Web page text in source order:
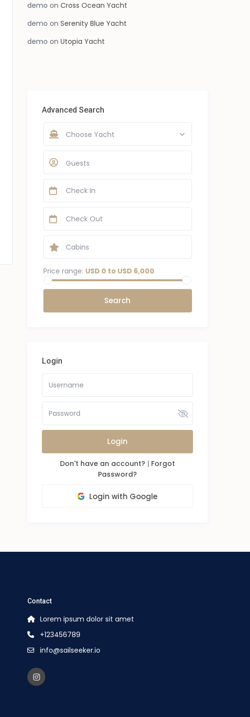
demo on Cross Ocean Yacht
demo on Serenity Blue Yacht
demo on Utopia Yacht
Advanced Search
Choose Yacht
Guests
Price range: USD 0 to USD 6,000
Login
Login
Don't have an account? | Forgot
Password?
Login with Google
Contact
Lorem ipsum dolor sit amet
+123456789
info@sailseeker.io